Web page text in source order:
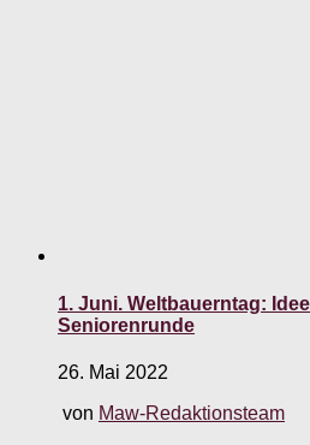
1. Juni. Weltbauerntag:
Seniorenrunde
26. Mai 2022
von Maw-Redaktionsteam